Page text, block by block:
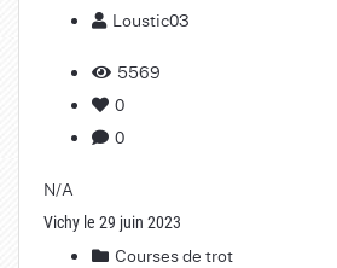
Loustic03
5569
0
0
N/A
Vichy le 29 juin 2023
Courses de trot